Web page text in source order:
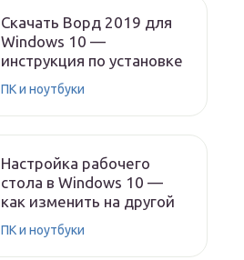
Скачать Ворд 2019 для
Windows 10 —
инструкция по установке
ПК и ноутбуки
Настройка рабочего
стола в Windows 10 —
как изменить на другой
ПК и ноутбуки